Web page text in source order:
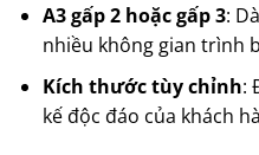
A3 gấp 2 hoặc gấp 3:
nhiều không gian trình
Kích thước tùy chỉnh:
kế độc đáo của khách